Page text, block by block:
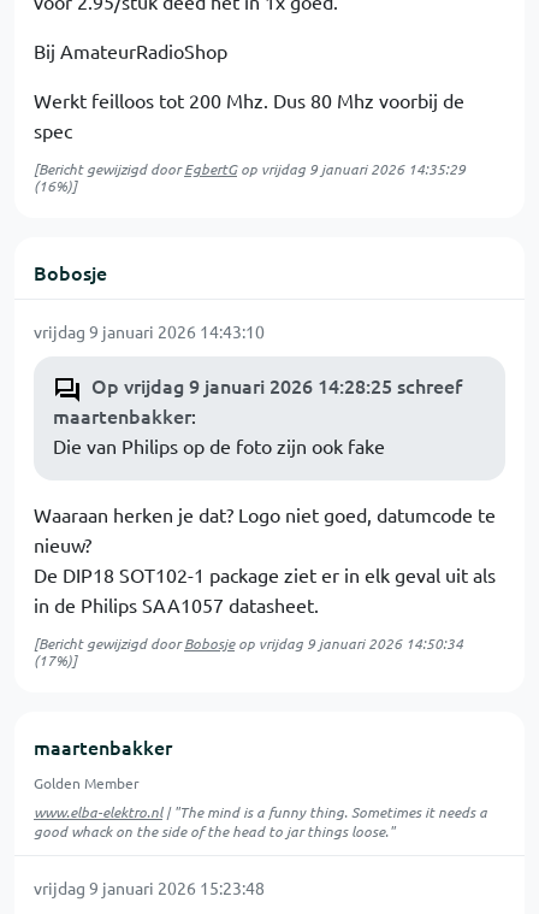
Bij AmateurRadioShop
Werkt feilloos tot 200 Mhz. Dus 80 Mhz voorbij de
spec
[Bericht gewijzigd doorEgbertGop vrijdag 9 januari 2026 14:35:29
(16%)]
Bobosje
vrijdag 9 januari 2026 14:43:10
Op vrijdag 9 januari 2026 14:28:25 schreef
maartenbakker:
Die van Philips op de foto zijn ook fake
Waaraan herken je dat? Logo niet goed, datumcode te
nieuw?
De DIP18 SOT102-1 package ziet er in elk geval uit als
in de Philips SAA1057 datasheet.
[Bericht gewijzigd doorBobosjeop vrijdag 9 januari 2026 14:50:34
(17%)]
maartenbakker
Golden Member
www.elba-elektro.nl| "The mind is a funny thing. Sometimes it needs a
good whack on the side of the head to jar things loose."
vrijdag 9 januari 2026 15:23:48